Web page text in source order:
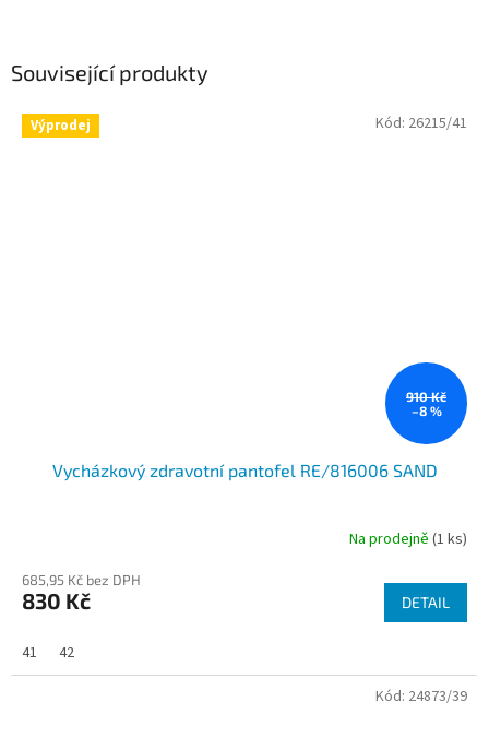
Související produkty
Výprodej
910 Kč
–8 %
Vycházkový zdravotní pantofel RE/816006 SAND
Na prodejně (1 ks)
685,95 Kč bez DPH
830 Kč DETAIL
41 42
Kód: 26215/41
Kód: 24873/39